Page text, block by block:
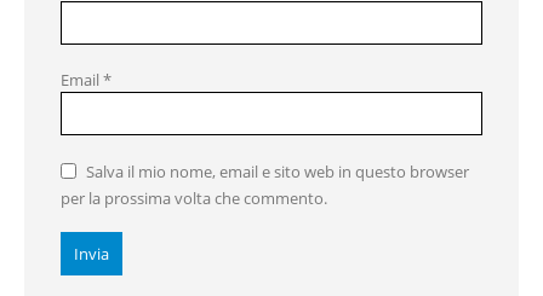
Email *
Salva il mio nome, email e sito web in questo browser
per la prossima volta che commento.